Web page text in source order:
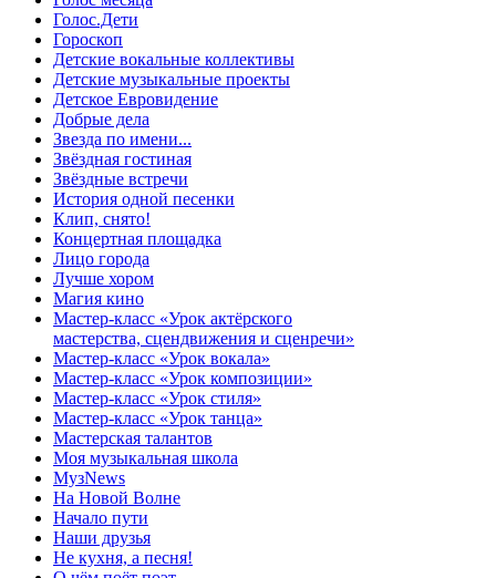
Голос.Дети
Гороскоп
Детские вокальные коллективы
Детские музыкальные проекты
Детское Евровидение
Добрые дела
Звезда по имени...
Звёздная гостиная
Звёздные встречи
История одной песенки
Клип, снято!
Концертная площадка
Лицо города
Лучше хором
Магия кино
Мастер-класс «Урок актёрского
мастерства, сцендвижения и сценречи»
Мастер-класс «Урок вокала»
Мастер-класс «Урок композиции»
Мастер-класс «Урок стиля»
Мастер-класс «Урок танца»
Мастерская талантов
Моя музыкальная школа
МузNews
На Новой Волне
Начало пути
Наши друзья
Не кухня, а песня!